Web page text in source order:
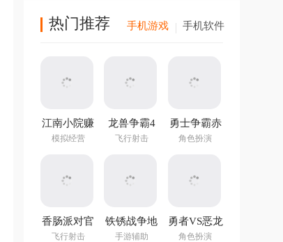
热门推荐 手机游戏 手机软件
江南小院赚
钱游戏
模拟经营
龙兽争霸4
手游
飞行射击
勇士争霸赤
胆联盟
角色扮演
香肠派对官
方正版
飞行射击
铁锈战争地
图编辑器中
手游辅助
勇者VS恶龙
手游
角色扮演